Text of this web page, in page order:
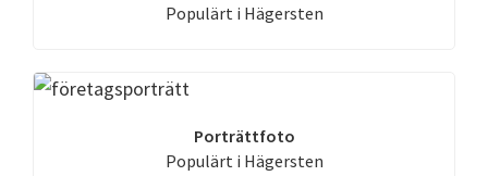
Populärt i Hägersten
Porträttfoto
Populärt i Hägersten